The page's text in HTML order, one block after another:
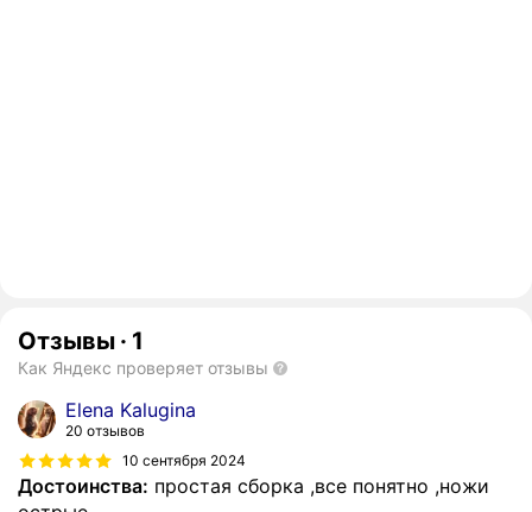
Отзывы · 1
Как Яндекс проверяет отзывы
Elena Kalugina
20 отзывов
10 сентября 2024
Достоинства: простая сборка ,все понятно ,ножи